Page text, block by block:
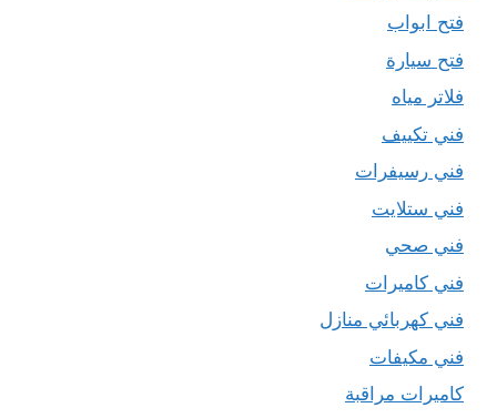
فتح ابواب
فتح سيارة
فلاتر مياه
فني تكييف
فني رسيفرات
فني ستلايت
فني صحي
فني كاميرات
فني كهربائي منازل
فني مكيفات
كاميرات مراقبة